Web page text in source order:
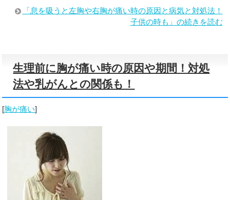
「息を吸うと左胸や右胸が痛い時の原因と病気と対処法！
子供の時も」の続きを読む
生理前に胸が痛い時の原因や期間！対処
法や乳がんとの関係も！
[胸が痛い]